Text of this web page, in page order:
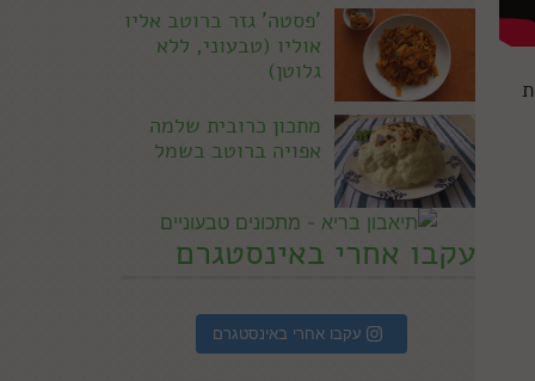
'פסטה' גזר ברוטב אליו
אוליו (טבעוני, ללא
גלוטן)
מתכון כרובית שלמה
אפויה ברוטב בשמל
עקבו אחרי באינסטגרם
עקבו אחרי באינסטגרם